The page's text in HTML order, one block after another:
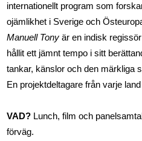
internationellt program som
ojämlikhet i Sverige och
Manuell Tony är en indisk
hållit ett jämnt tempo i sitt
tankar, känslor och den märkliga
En projektdeltagare från varje
VAD? Lunch, film och
förväg.